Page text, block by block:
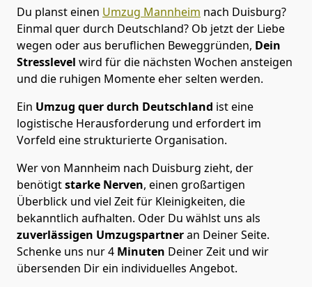
Du planst einen Umzug Mannheim nach Duisburg?
Einmal quer durch Deutschland? Ob jetzt der Liebe
wegen oder aus beruflichen Beweggründen, Dein
Stresslevel wird für die nächsten Wochen ansteigen
und die ruhigen Momente eher selten werden.
Ein Umzug quer durch Deutschland ist eine
logistische Herausforderung und erfordert im
Vorfeld eine strukturierte Organisation.
Wer von Mannheim nach Duisburg zieht, der
benötigtstarke Nerven, einen großartigen
Überblick und viel Zeit für Kleinigkeiten, die
bekanntlich aufhalten. Oder Du wählst uns als
zuverlässigen Umzugspartneran Deiner Seite.
Schenke uns nur4 Minuten Deiner Zeit und wir
übersenden Dir ein individuelles Angebot.